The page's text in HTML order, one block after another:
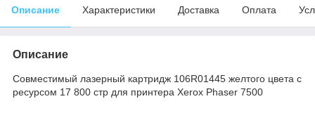
Описание Характеристики Доставка Оплата
Описание
Совместимый лазерный картридж 106R01445 желтого цвета с
ресурсом 17 800 стр для принтера Xerox Phaser 7500